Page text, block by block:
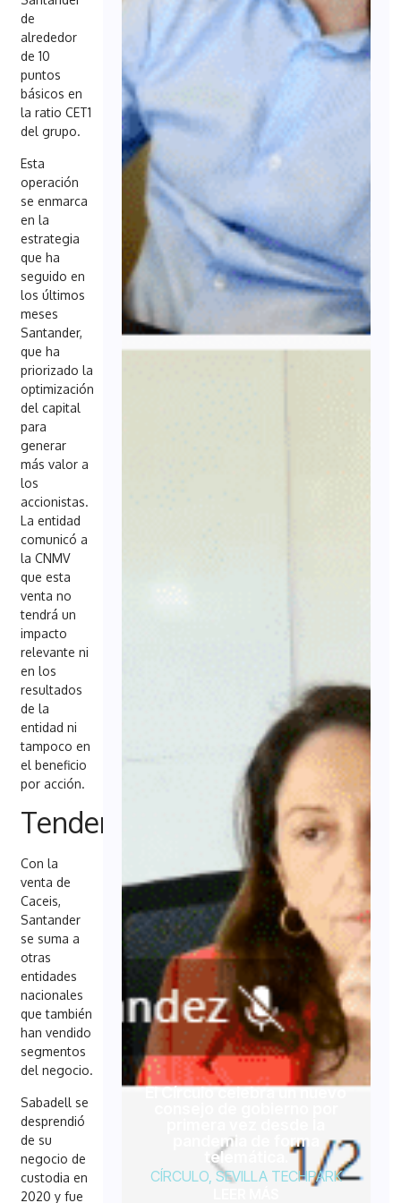
de
alrededor
de 10
puntos
básicos en
la ratio CET1
del grupo.
Esta
operación
se enmarca
en la
estrategia
que ha
seguido en
los últimos
meses
Santander,
que ha
priorizado la
optimización
del capital
para
generar
más valor a
los
accionistas.
La entidad
comunicó a
la CNMV
que esta
venta no
tendrá un
impacto
relevante ni
en los
resultados
de la
entidad ni
tampoco en
el beneficio
por acción.
Tendencia
Con la
venta de
Caceis,
Santander
se suma a
otras
entidades
nacionales
que también
han vendido
segmentos
del negocio.
Sabadell se
desprendió
de su
negocio de
custodia en
2020 y fue
El Círculo celebra un nuevo
pandemia de forma
telemática.
CÍRCULO, SEVILLA TECHPARK